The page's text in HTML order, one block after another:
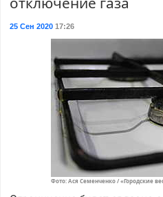
25 Сен 202017:26
Фото: Ася Семенченко / «Городские